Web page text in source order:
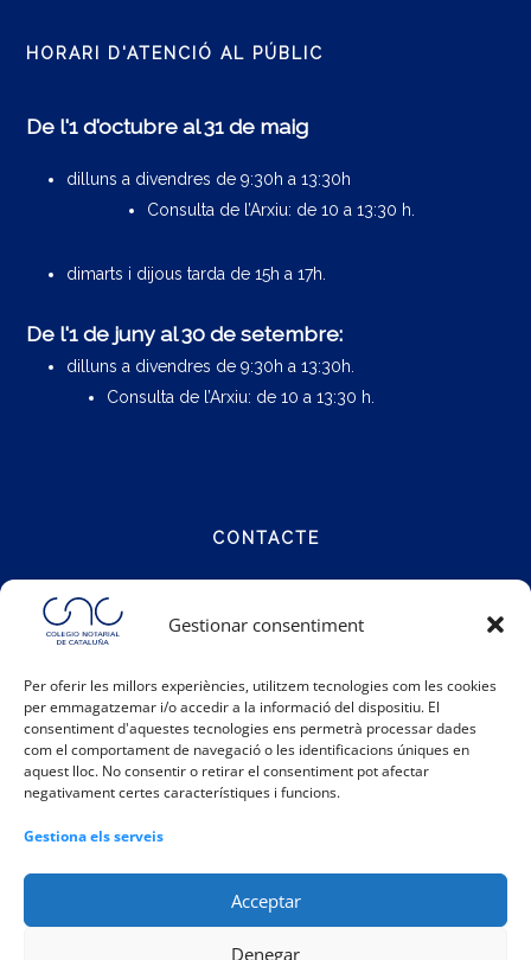
Gestionar consentiment
Per oferir les millors experiències, utilitzem tecnologies com les cookies
per emmagatzemar i/o accedir a la informació del dispositiu. El
consentiment d'aquestes tecnologies ens permetrà processar dades
com el comportament de navegació o les identificacions úniques en
aquest lloc. No consentir o retirar el consentiment pot afectar
negativament certes característiques i funcions.
Gestiona els serveis
Acceptar
Denegar
HORARI D'ATENCIÓ AL PÚBLIC
De l'1 d'octubre al 31 de maig
dilluns a divendres de 9:30h a 13:30h
Consulta de l’Arxiu: de 10 a 13:30 h.
dimarts i dijous tarda de 15h a 17h.
De l'1 de juny al 30 de setembre:
dilluns a divendres de 9:30h a 13:30h.
Consulta de l’Arxiu: de 10 a 13:30 h.
CONTACTE
Telèfon: 93 317 48 00
Email:info@catalunya.notariado.org